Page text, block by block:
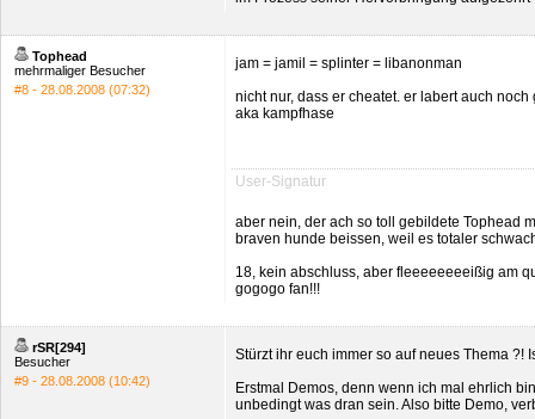
Tophead
mehrmaliger Besucher
#8 - 28.08.2008 (07:32)
jam = jamil = splinter = libanonman
nicht nur, dass er cheatet. er labert auch
aka kampfhase
User-Signatur
aber nein, der ach so toll gebildete Tophead
braven hunde beissen, weil es totaler
18, kein abschluss, aber fleeeeeeeeißig am
gogogo fan!!!
rSR[294]
Besucher
#9 - 28.08.2008 (10:42)
Stürzt ihr euch immer so auf neues Thema ?!
Erstmal Demos, denn wenn ich mal ehrlich
unbedingt was dran sein. Also bitte Demo,